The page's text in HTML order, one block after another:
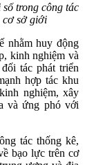
trong công tác
cơ sở giới
nhằm huy động
kinh nghiệm và
tác phát triển
hợp tác khu
nghiệm, xây
và ứng phó với
tác thống kê,
bạo lực trên cơ